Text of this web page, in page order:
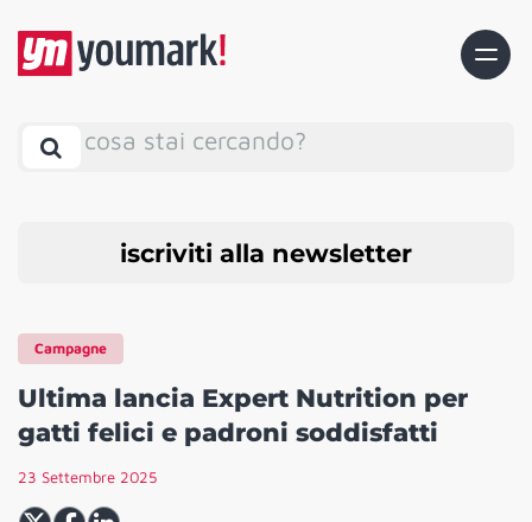
cosa stai cercando?
iscriviti alla newsletter
Campagne
Ultima lancia Expert Nutrition per
gatti felici e padroni soddisfatti
23 Settembre 2025